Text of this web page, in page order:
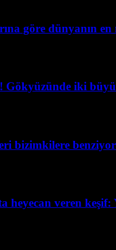
göre dünyanın
Gökyüzünde iki
bizimkilere
heyecan veren